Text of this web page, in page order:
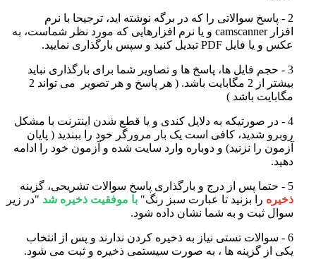
2 - پاسخ سوالاتی را که در برگه نوشته اید، ترجیحا با نرم
افزار camscanner و یا نرم افزارهایی که مورد نظر شماست، به
عکس و یا فایل PDF تبدیل کنید و سپس بارگذاری نمایید
.
3 - حجم فایل ها، پاسخ ها و تصاویر شما برای بارگذاری نباید
بیشتر از 2 مگابایت باشد. ( هر پاسخ و هر تصویر می تواند 2
مگابایت باشد )
4 - در صورتیکه به دلایل کندی و یا قطع شدن اینترنت با مشکل
روبرو شدید، کافی است یک بار مرورگر خود را ببندید ( پایان
آزمون را نزنید) و دوباره وارد سایت شده و آزمون خود را ادامه
دهید.
5 - حتما پس از درج و بارگذاری پاسخ سوالات تشریحی، گزینه
ذخیره را بزنید تا عبارت سبز رنگ" با موفقیت ذخیره شد "در زیر
سوال ثبت و به شما نشان داده شود.
6 - سوالات تستی نیاز به ذخیره کردن ندارند و پس از انتخاب
یکی از گزینه ها ، به صورت سیستمی ذخیره و ثبت می شود.